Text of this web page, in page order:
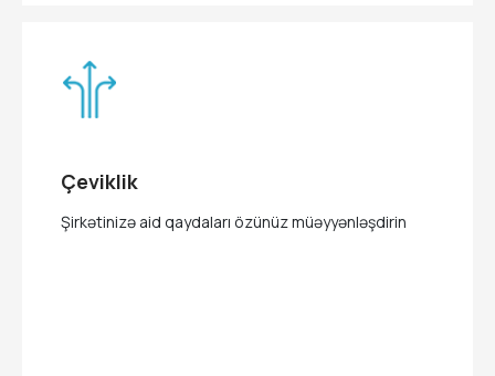
Çeviklik
Şirkətinizə aid qaydaları özünüz müəyyənləşdirin